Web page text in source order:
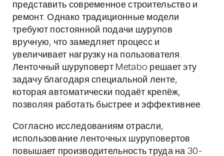
представить современное строительство и
ремонт. Однако традиционные модели
требуют постоянной подачи шурупов
вручную, что замедляет процесс и
увеличивает нагрузку на пользователя.
Ленточный шуруповерт Metabo решает эту
задачу благодаря специальной ленте,
которая автоматически подаёт крепёж,
позволяя работать быстрее и эффективнее.
Согласно исследованиям отрасли,
использование ленточных шуруповертов
повышает производительность труда на 30-